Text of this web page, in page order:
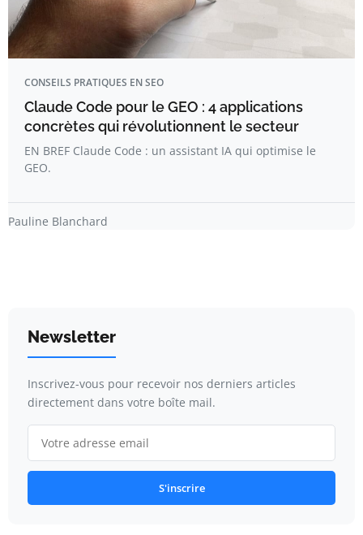
CONSEILS PRATIQUES EN SEO
Claude Code pour le GEO : 4 applications
concrètes qui révolutionnent le secteur
EN BREF Claude Code : un assistant IA qui optimise le
GEO.
Pauline Blanchard
Newsletter
Inscrivez-vous pour recevoir nos derniers articles
directement dans votre boîte mail.
S'inscrire